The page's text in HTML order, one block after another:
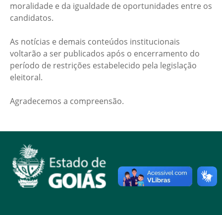
moralidade e da igualdade de oportunidades entre os
candidatos.
As notícias e demais conteúdos institucionais
voltarão a ser publicados após o encerramento do
período de restrições estabelecido pela legislação
eleitoral.
Agradecemos a compreensão.